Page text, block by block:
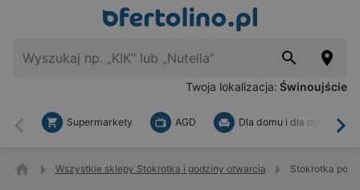
Twoja lokalizacja: Świnoujście
Wstecz
Supermarkety AGD Dla domu i dla ogrodu
Wszystkie sklepy Stokrotka i godziny otwarcia Stokrotka pod